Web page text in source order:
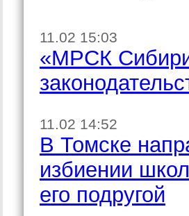
11.02 15:03
«МРСК
11.02 14:52
В Томске
избиении
его подругой